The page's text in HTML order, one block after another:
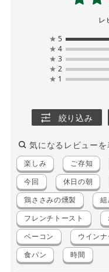
レ
★ 5
★ 4
★ 3
★ 2
★ 1
絞り込み
気になるレビューを
楽しみ ご存知
今回 休日の朝
鶏ささみの燻製 組
フレンチトースト
ベーコン ウイン
食パン 時間